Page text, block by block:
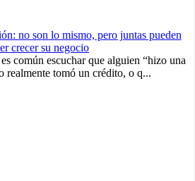
común escuchar que alguien “hizo una
realmente tomó un crédito, o q...